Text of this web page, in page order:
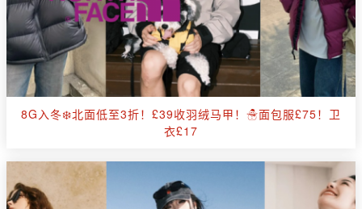
8G入冬❄️北面低至3折！£39收羽绒马甲！☃️面包服£75！卫
衣£17